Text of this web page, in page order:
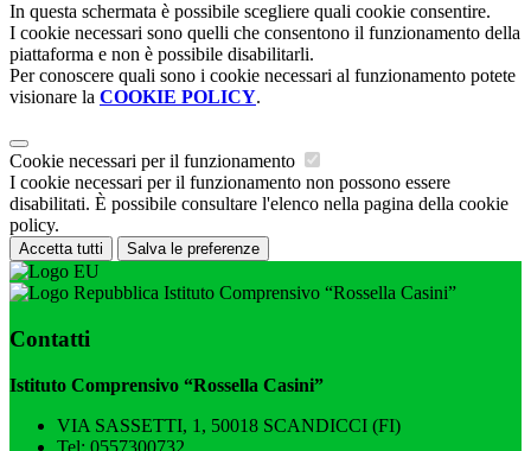
In questa schermata è possibile scegliere quali cookie consentire.
I cookie necessari sono quelli che consentono il funzionamento della
piattaforma e non è possibile disabilitarli.
Per conoscere quali sono i cookie necessari al funzionamento potete
visionare la COOKIE POLICY.
Cookie necessari per il funzionamento
I cookie necessari per il funzionamento non possono essere
disabilitati. È possibile consultare l'elenco nella pagina della cookie
policy.
Accetta tutti Salva le preferenze
Istituto Comprensivo “Rossella Casini”
Contatti
Istituto Comprensivo “Rossella Casini”
VIA SASSETTI, 1, 50018 SCANDICCI (FI)
Tel: 0557300732